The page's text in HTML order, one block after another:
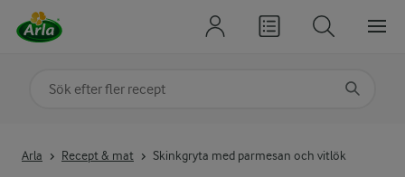
Arla Recept & mat Skinkgryta med parmesan och vitlök
Sök på kategori eller ingrediens